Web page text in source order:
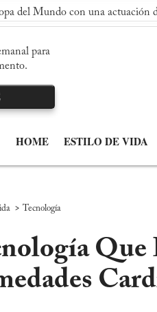
con una actuación dominante
para
HOME ESTILO DE VIDA
> Tecnología
Que